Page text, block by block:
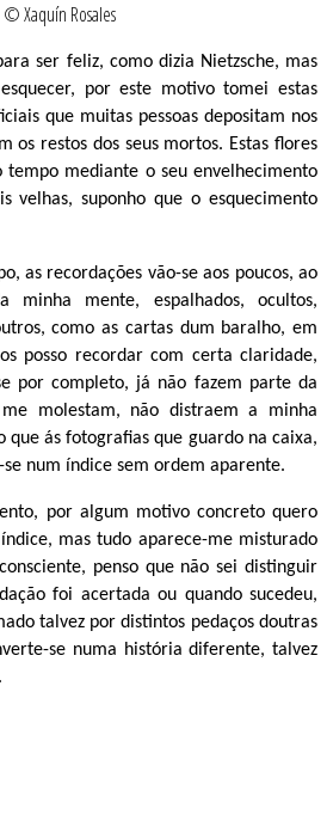
© Xaquín Rosales
ser feliz, como dizia Nietzsche, mas
por este motivo tomei estas
que muitas pessoas depositam nos
os restos dos seus mortos. Estas flores
tempo mediante o seu envelhecimento
velhas, suponho que o esquecimento
as recordações vão-se aos poucos, ao
minha mente, espalhados, ocultos,
como as cartas dum baralho, em
posso recordar com certa claridade,
por completo, já não fazem parte da
molestam, não distraem a minha
que ás fotografias que guardo na caixa,
num índice sem ordem aparente.
por algum motivo concreto quero
mas tudo aparece-me misturado
penso que não sei distinguir
foi acertada ou quando sucedeu,
talvez por distintos pedaços doutras
se numa história diferente, talvez